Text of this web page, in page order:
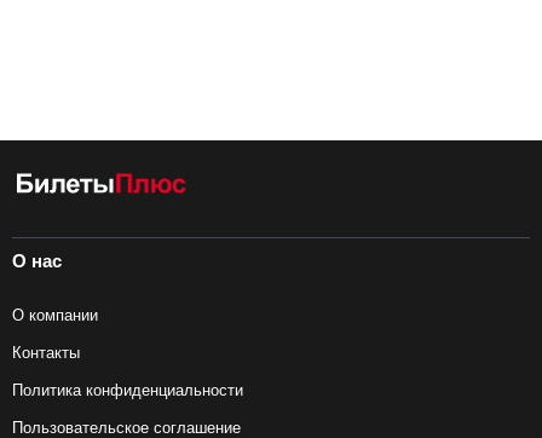
О нас
О компании
Контакты
Политика конфиденциальности
Пользовательское соглашение